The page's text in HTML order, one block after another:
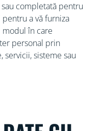
completată pentru
a vă furniza
în care
personal prin
sisteme sau